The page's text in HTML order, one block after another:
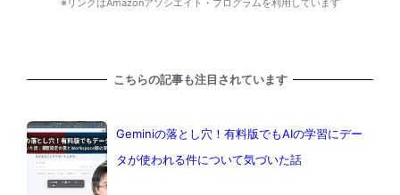
※リンクはAmazonアソシエイト・プログラムを利用しています
こちらの記事も注目されています
Geminiの落とし穴！有料版でもAIの学習にデー
タが使われる件について気づいた話